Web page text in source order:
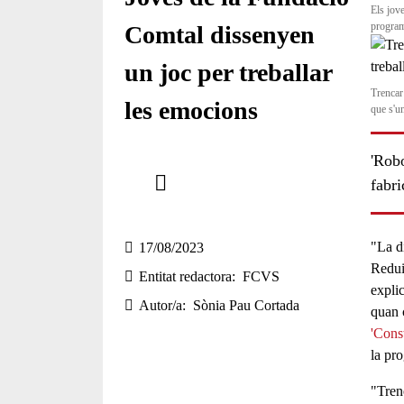
Comtal dissenyen
un joc per treballar
les emocions
17/08/2023
Entitat redactora
FCVS
Autor/a
Sònia Pau Cortada
Els
que
"La
quan
la
"